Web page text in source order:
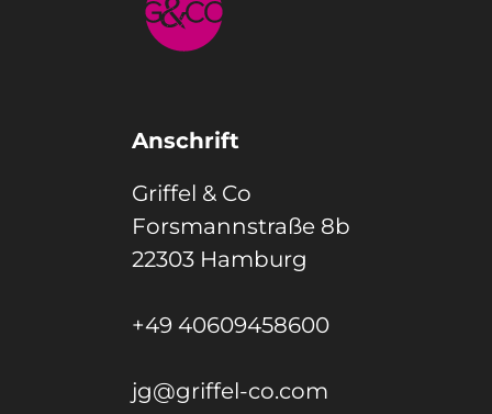
Anschrift
Griffel & Co
Forsmannstraße 8b
22303 Hamburg
+49 40609458600
jg@griffel-co.com